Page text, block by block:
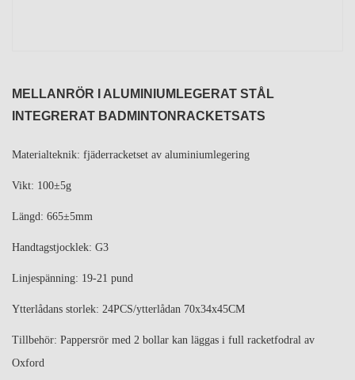
MELLANRÖR I ALUMINIUMLEGERAT STÅL
INTEGRERAT BADMINTONRACKETSATS
Materialteknik: fjäderracketset av aluminiumlegering
Vikt: 100±5g
Längd: 665±5mm
Handtagstjocklek: G3
Linjespänning: 19-21 pund
Ytterlådans storlek: 24PCS/ytterlådan 70x34x45CM
Tillbehör: Pappersrör med 2 bollar kan läggas i full racketfodral av
Oxford